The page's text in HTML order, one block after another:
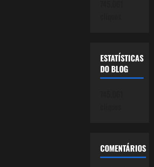
ESTATÍSTICAS
DO BLOG
COMENTÁRIOS